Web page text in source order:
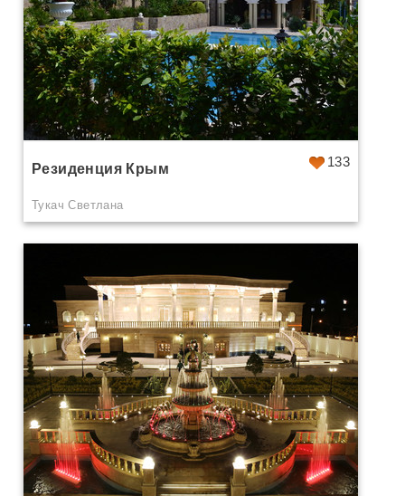
133
Резиденция Крым
Тукач Светлана